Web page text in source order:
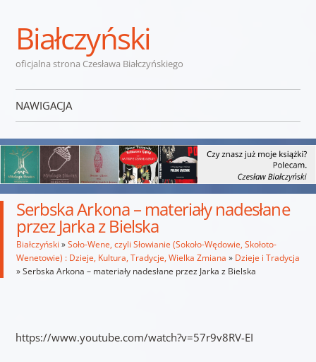
Białczyński
oficjalna strona Czesława Białczyńskiego
NAWIGACJA
Serbska Arkona – materiały nadesłane
przez Jarka z Bielska
Białczyński »Soło-Wene, czyli Słowianie (Sokoło-Wędowie, Skołoto-
Wenetowie) : Dzieje, Kultura, Tradycje, Wielka Zmiana » Dzieje i Tradycja
»Serbska Arkona – materiały nadesłane przez Jarka z Bielska
https://www.youtube.com/watch?v=57r9v8RV-EI